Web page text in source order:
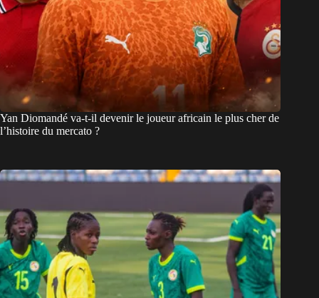
Yan Diomandé va-t-il devenir le joueur africain le plus cher de
l’histoire du mercato ?